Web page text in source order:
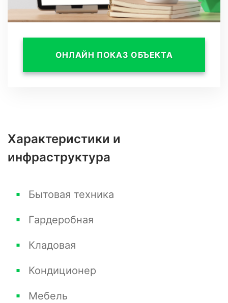
ОНЛАЙН ПОКАЗ ОБЪЕКТА
Характеристики и
инфраструктура
Бытовая техника
Гардеробная
Кладовая
Кондиционер
Мебель